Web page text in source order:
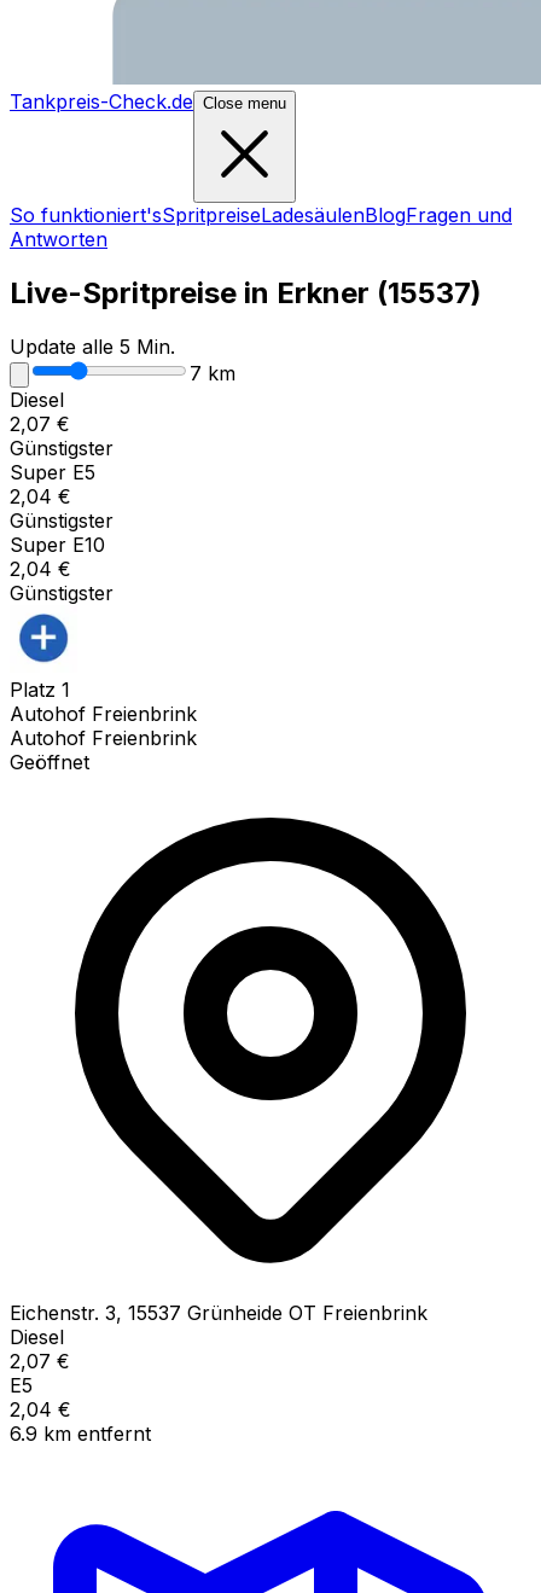
Tankpreis-Check.de Close menu
So funktioniert'sSpritpreiseLadesäulenBlogFragen und
Antworten
Live-Spritpreise in Erkner (15537)
Update alle 5 Min.
7 km
Diesel
2,07 €
Günstigster
Super E5
2,04 €
Günstigster
Super E10
2,04 €
Günstigster
Platz 1
Autohof Freienbrink
Autohof Freienbrink
Geöffnet
Eichenstr. 3, 15537 Grünheide OT Freienbrink
Diesel
2,07 €
E5
2,04 €
6.9 km entfernt